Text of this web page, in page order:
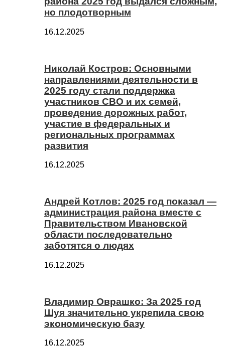
но плодотворным
16.12.2025
Николай Костров: Основными
направлениями деятельности в
2025 году стали поддержка
участников СВО и их семей,
проведение дорожных работ,
участие в федеральных и
региональных программах
развития
16.12.2025
Андрей Котлов: 2025 год показал —
администрация района вместе с
Правительством Ивановской
области последовательно
заботятся о людях
16.12.2025
Владимир Оврашко: За 2025 год
Шуя значительно укрепила свою
экономическую базу
16.12.2025